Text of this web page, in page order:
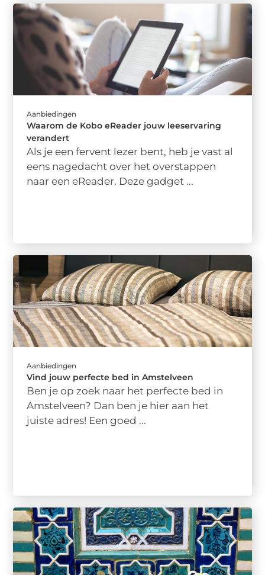
Aanbiedingen
Waarom de Kobo eReader jouw leeservaring
verandert
Als je een fervent lezer bent, heb je vast al
eens nagedacht over het overstappen
naar een eReader. Deze gadget ...
Aanbiedingen
Vind jouw perfecte bed in Amstelveen
Ben je op zoek naar het perfecte bed in
Amstelveen? Dan ben je hier aan het
juiste adres! Een goed ...